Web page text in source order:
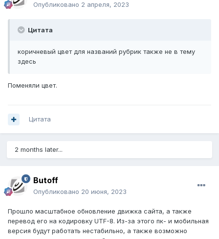
Опубликовано 2 апреля, 2023
Цитата
коричневый цвет для названий рубрик также не в тему
здесь
Поменяли цвет.
Цитата
2 months later...
Butoff
Опубликовано 20 июня, 2023
Прошло масштабное обновление движка сайта, а также
перевод его на кодировку UTF-8. Из-за этого пк- и мобильная
версия будут работать нестабильно, а также возможно